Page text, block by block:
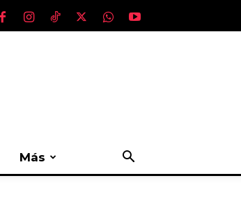
Más